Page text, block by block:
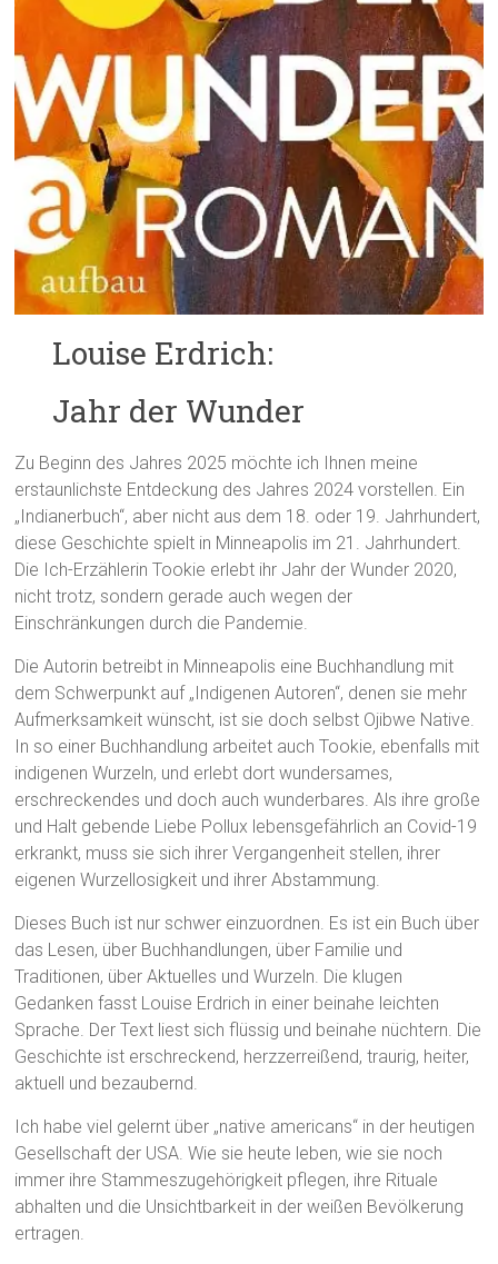
Louise Erdrich:
Jahr der Wunder
Zu Beginn des Jahres 2025 möchte ich Ihnen meine
erstaunlichste Entdeckung des Jahres 2024 vorstellen. Ein
„Indianerbuch“, aber nicht aus dem 18. oder 19. Jahrhundert,
diese Geschichte spielt in Minneapolis im 21. Jahrhundert.
Die Ich-Erzählerin Tookie erlebt ihr Jahr der Wunder 2020,
nicht trotz, sondern gerade auch wegen der
Einschränkungen durch die Pandemie.
Die Autorin betreibt in Minneapolis eine Buchhandlung mit
dem Schwerpunkt auf „Indigenen Autoren“, denen sie mehr
Aufmerksamkeit wünscht, ist sie doch selbst Ojibwe Native.
In so einer Buchhandlung arbeitet auch Tookie, ebenfalls mit
indigenen Wurzeln, und erlebt dort wundersames,
erschreckendes und doch auch wunderbares. Als ihre große
und Halt gebende Liebe Pollux lebensgefährlich an Covid-19
erkrankt, muss sie sich ihrer Vergangenheit stellen, ihrer
eigenen Wurzellosigkeit und ihrer Abstammung.
Dieses Buch ist nur schwer einzuordnen. Es ist ein Buch über
das Lesen, über Buchhandlungen, über Familie und
Traditionen, über Aktuelles und Wurzeln. Die klugen
Gedanken fasst Louise Erdrich in einer beinahe leichten
Sprache. Der Text liest sich flüssig und beinahe nüchtern. Die
Geschichte ist erschreckend, herzzerreißend, traurig, heiter,
aktuell und bezaubernd.
Ich habe viel gelernt über „native americans“ in der heutigen
Gesellschaft der USA. Wie sie heute leben, wie sie noch
immer ihre Stammeszugehörigkeit pflegen, ihre Rituale
abhalten und die Unsichtbarkeit in der weißen Bevölkerung
ertragen.